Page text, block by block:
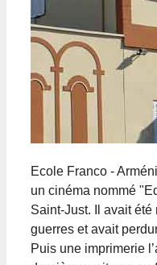
Ecole Franco -
un cinéma nommé
Saint-Just. Il avait été
guerres et avait
Puis une imprimerie